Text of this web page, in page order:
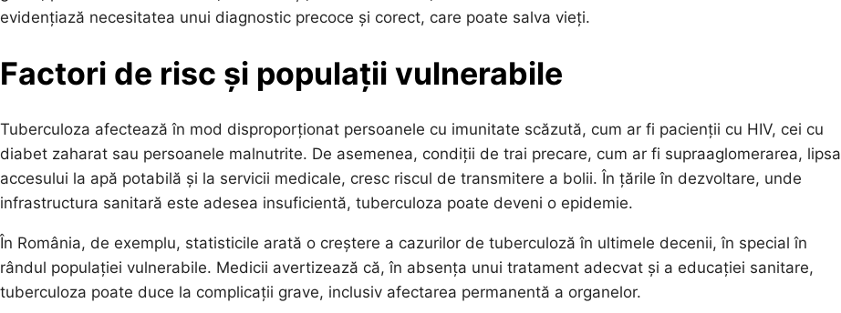
evidențiază necesitatea unui diagnostic precoce și corect, care poate salva vieți.
Factori de risc și populații vulnerabile
Tuberculoza afectează în mod disproporționat persoanele cu imunitate scăzută, cum ar fi pacienții cu HIV, cei cu
diabet zaharat sau persoanele malnutrite. De asemenea, condiții de trai precare, cum ar fi supraaglomerarea, lipsa
accesului la apă potabilă și la servicii medicale, cresc riscul de transmitere a bolii. În țările în dezvoltare, unde
infrastructura sanitară este adesea insuficientă, tuberculoza poate deveni o epidemie.
În România, de exemplu, statisticile arată o creștere a cazurilor de tuberculoză în ultimele decenii, în special în
rândul populației vulnerabile. Medicii avertizează că, în absența unui tratament adecvat și a educației sanitare,
tuberculoza poate duce la complicații grave, inclusiv afectarea permanentă a organelor.